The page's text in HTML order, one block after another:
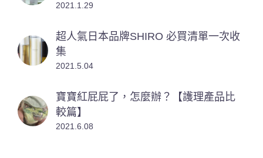
2021.1.29
超人氣日本品牌SHIRO 必買清單一次收
集
2021.5.04
寶寶紅屁屁了，怎麼辦？【護理產品比
較篇】
2021.6.08